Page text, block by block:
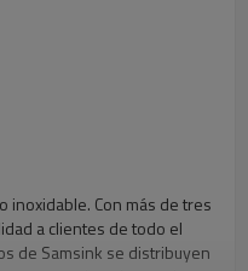
inoxidable. Con más de tres
a clientes de todo el
de Samsink se distribuyen